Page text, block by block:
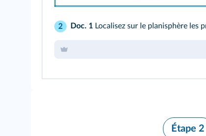
2 Doc. 1 Localisez sur le planisphère les
Étape 2